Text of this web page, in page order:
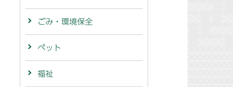
ごみ・環境保全
ペット
福祉